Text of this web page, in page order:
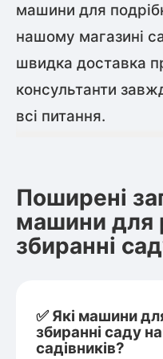
машини для
нашому магазині
швидка доставка
консультанти
всі питання.
Поширені
машини для
збиранні
✅ Які машини
збиранні саду
садівників?